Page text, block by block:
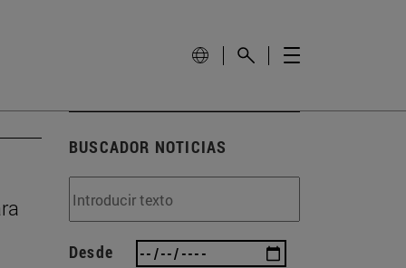
BUSCADOR NOTICIAS
Desde